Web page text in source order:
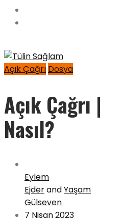
Açık Çağrı Dosya
Açık Çağrı |
Nasıl?
Eylem
EjderandYaşam
Gülseven
7 Nisan 2023